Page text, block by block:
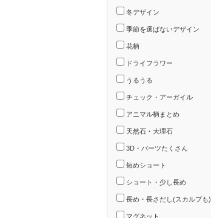
冬デザイン
季節を選ばないデザイン
花柄
ドライフラワー
うるうる
チェック・アーガイル
アニマル柄まとめ
天然石・大理石
3D・パーツたくさん
短めショート
ショート・少し長め
長め・長さだし(スカルプも)
マグネット